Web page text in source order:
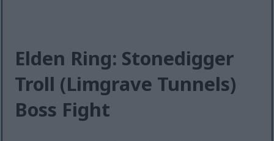
Elden Ring: Stonedigger
Troll (Limgrave Tunnels)
Boss Fight